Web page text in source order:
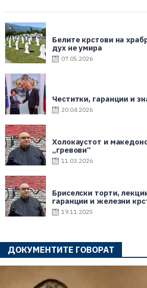
Белите крстови на
дух не умира
07.05.2026
Честитки, гаранции и
20.04.2026
Холокаустот и
„гревови“
11.03.2026
Бриселски торти,
гаранции и железни
19.11.2025
ДОКУМЕНТИТЕ ГОВОРАТ